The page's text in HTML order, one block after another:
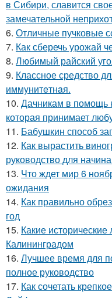
в Сибири, славится
замечательной
6. Отличные пучковые
7. Как сберечь урожай
8. Любимый райский
9. Классное средство
иммyнитeтнaя.
10. Дачникам в помощь
которая принимает
11. Бабушкин способ
12. Как вырастить
руководство для
13. Что ждет мир 6
ожидания
14. Как правильно
год
15. Какие
Калининградом
16. Лучшее время для
полное руководство
17. Как сочетать